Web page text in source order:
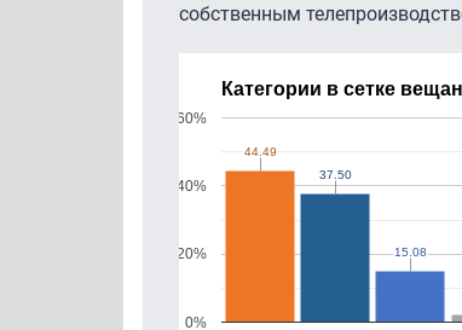
собственным
Категории в сетке
0%
20%
40%
60%
44.49
44.49
37.50
37.50
15.08
15.08